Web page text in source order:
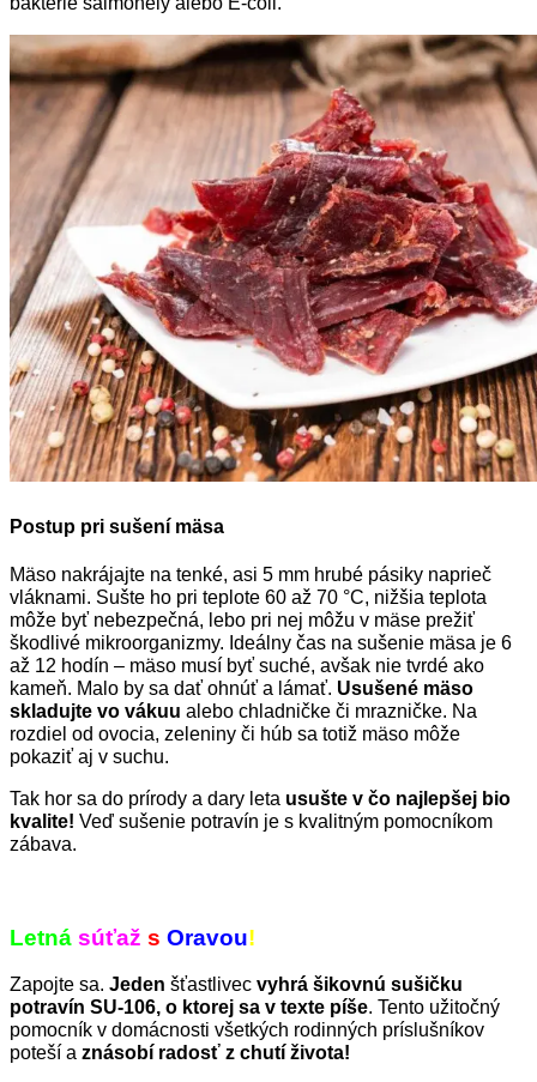
Postup pri sušení mäsa
Mäso nakrájajte na tenké, asi 5 mm hrubé pásiky naprieč
vláknami. Sušte ho pri teplote 60 až 70 °C, nižšia teplota
môže byť nebezpečná, lebo pri nej môžu v mäse prežiť
škodlivé mikroorganizmy. Ideálny čas na sušenie mäsa je 6
až 12 hodín – mäso musí byť suché, avšak nie tvrdé ako
kameň. Malo by sa dať ohnúť a lámať. Usušené mäso
skladujte vo vákuu alebo chladničke či mrazničke. Na
rozdiel od ovocia, zeleniny či húb sa totiž mäso môže
pokaziť aj v suchu.
Tak hor sa do prírody a dary leta usušte v čo najlepšej bio
kvalite! Veď sušenie potravín je s kvalitným pomocníkom
zábava.
Letná súťaž s Oravou!
Zapojte sa. Jeden šťastlivec vyhrá šikovnú sušičku
potravín SU-106, o ktorej sa v texte píše. Tento užitočný
pomocník v domácnosti všetkých rodinných príslušníkov
poteší a znásobí radosť z chutí života!